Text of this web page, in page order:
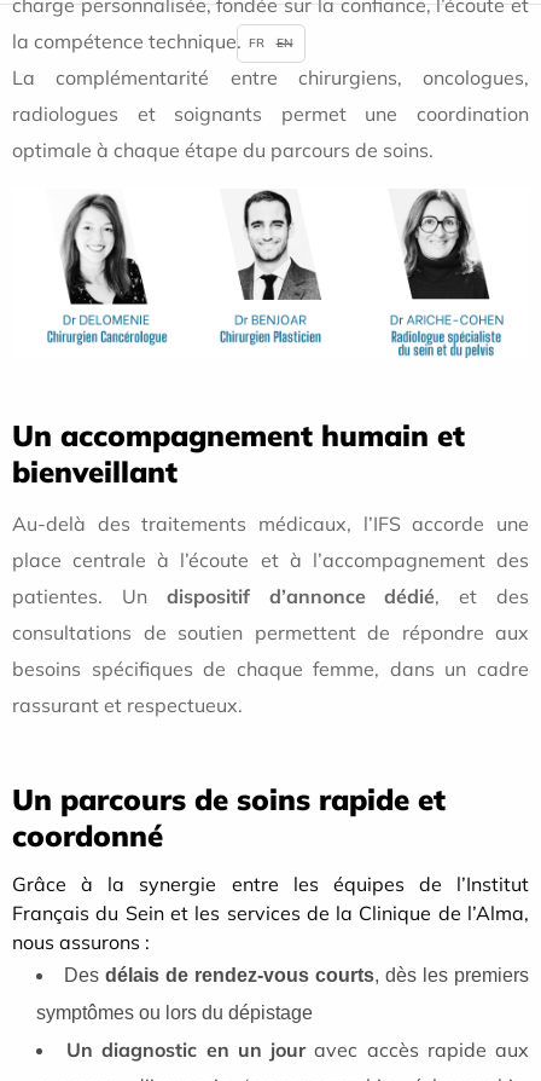
charge personnalisée, fondée sur la confiance, l’écoute et
la compétence technique.
La complémentarité entre chirurgiens, oncologues,
radiologues et soignants permet une coordination
optimale à chaque étape du parcours de soins.
Un accompagnement humain et
bienveillant
Au-delà des traitements médicaux, l’IFS accorde une
place centrale à l’écoute et à l’accompagnement des
patientes. Un dispositif d’annonce dédié, et des
consultations de soutien permettent de répondre aux
besoins spécifiques de chaque femme, dans un cadre
rassurant et respectueux.
Un parcours de soins rapide et
coordonné
Grâce à la synergie entre les équipes de l’Institut
Français du Sein et les services de la Clinique de l’Alma,
nous assurons :
Des délais de rendez-vous courts, dès les premiers
symptômes ou lors du dépistage
Un diagnostic en un jouravec accès rapide aux
FR EN